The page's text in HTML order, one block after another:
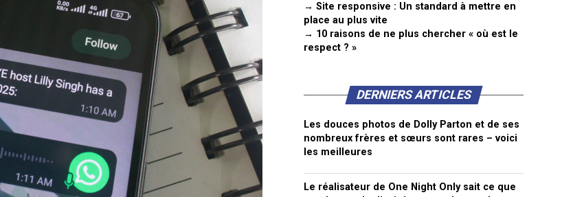
→ Site responsive : Un standard à mettre en
place au plus vite
→ 10 raisons de ne plus chercher « où est le
respect ? »
DERNIERS ARTICLES
Les douces photos de Dolly Parton et de ses
nombreux frères et sœurs sont rares – voici
les meilleures
Le réalisateur de One Night Only sait ce que